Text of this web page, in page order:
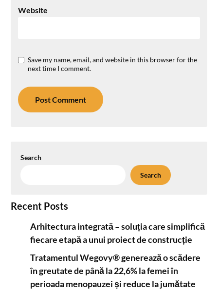
Website
Save my name, email, and website in this browser for the
next time I comment.
Search
Search
Recent Posts
Arhitectura integrată – soluția care simplifică
fiecare etapă a unui proiect de construcție
Tratamentul Wegovy® generează o scădere
în greutate de până la 22,6% la femei în
perioada menopauzei și reduce la jumătate